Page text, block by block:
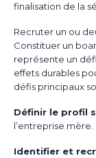
finalisation de la
Recruter un ou
Constituer un
représente un
effets durables
défis principaux
Définir le profil
l’entreprise mère.
Identifier et